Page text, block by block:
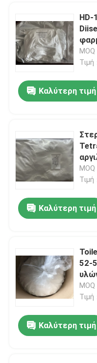
Σπίτι
Βίντεο
Γύρος εργοστασίων
Ποιοτικός έλεγχος
Μας ελάτε σε
Ζητήστε ένα
HD-
Τιμή
Καλύτερη τιμή
Τιμή
Καλύτερη τιμή
52-
Τιμή
Καλύτερη τιμή